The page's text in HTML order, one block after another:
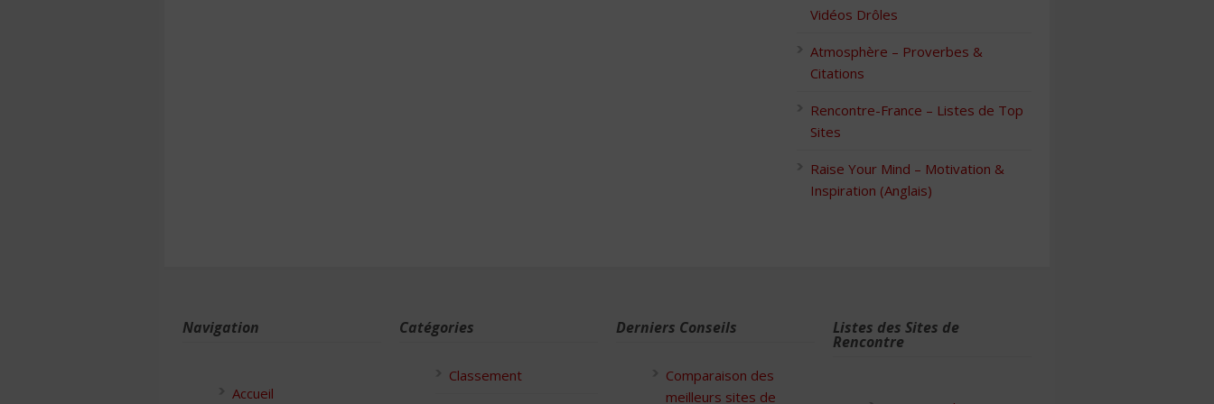
Vidéos Drôles
Atmosphère – Proverbes &
Citations
Rencontre-France – Listes de Top
Sites
Raise Your Mind – Motivation &
Inspiration (Anglais)
Navigation
Accueil
Catégories
Classement
Derniers Conseils
Comparaison des
meilleurs sites de
Listes des Sites de
Rencontre